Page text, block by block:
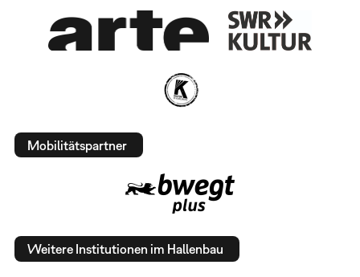
Mobilitätspartner
Weitere Institutionen im Hallenbau